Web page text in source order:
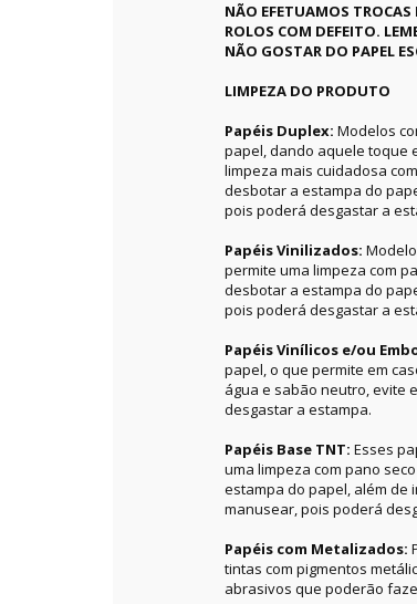
NÃO EFETUAMOS
ROLOS COM DEFEITO.
NÃO GOSTAR DO PAPEL
LIMPEZA DO PRODUTO
Papéis Duplex: Modelos
papel, dando aquele toque
limpeza mais cuidadosa
desbotar a estampa do
pois poderá desgastar a
Papéis Vinilizados:
permite uma limpeza com
desbotar a estampa do
pois poderá desgastar a
Papéis Vinílicos e/ou
papel, o que permite em
água e sabão neutro, evite
desgastar a estampa.
Papéis Base TNT: Esses
uma limpeza com pano
estampa do papel, além de
manusear, pois poderá
Papéis com Metalizados:
tintas com pigmentos
abrasivos que poderão